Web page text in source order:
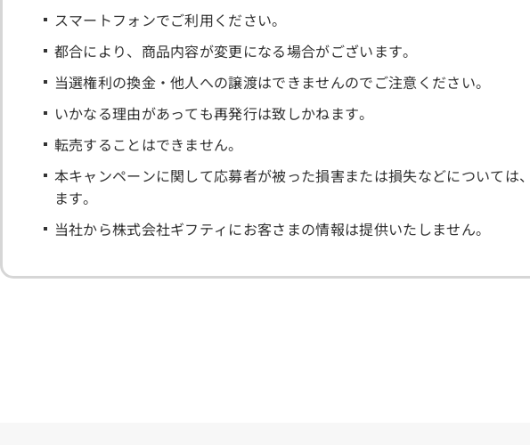
スマートフォンでご利用ください。
都合により、商品内容が変更になる場合がございます。
当選権利の換金・他人への譲渡はできませんのでご注意ください。
いかなる理由があっても再発行は致しかねます。
転売することはできません。
本キャンペーンに関して応募者が被った損害または損失などについて
ます。
当社から株式会社ギフティにお客さまの情報は提供いたしません。